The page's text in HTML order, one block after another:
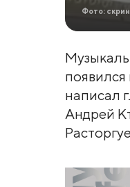
Фото:
написал
Андрей